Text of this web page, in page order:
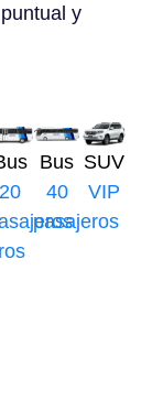
y
20
Bus
40
pasajeros
SUV
VIP